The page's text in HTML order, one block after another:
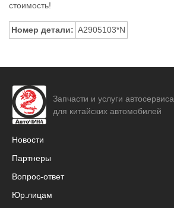
стоимость!
Номер детали: A2905103*N
Запчасти и услуги автосервиса
для китайских автомобилей
Новости
Партнеры
Вопрос-ответ
Юр.лицам